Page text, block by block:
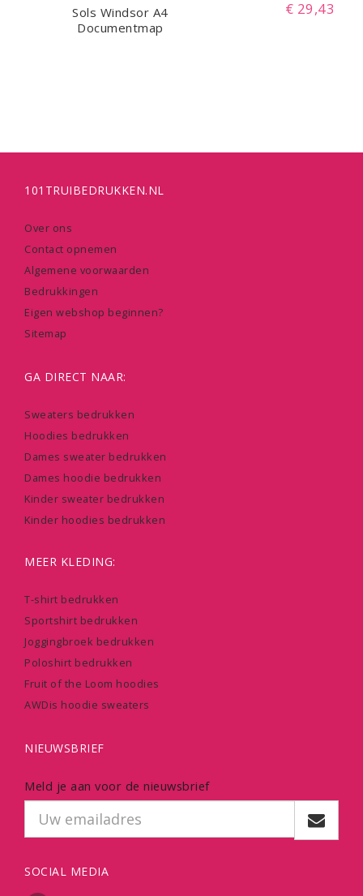
Sols Windsor A4
Documentmap
€ 29,43
101TRUIBEDRUKKEN.NL
Over ons
Contact opnemen
Algemene voorwaarden
Bedrukkingen
Eigen webshop beginnen?
Sitemap
GA DIRECT NAAR:
Sweaters bedrukken
Hoodies bedrukken
Dames sweater bedrukken
Dames hoodie bedrukken
Kinder sweater bedrukken
Kinder hoodies bedrukken
MEER KLEDING:
T-shirt bedrukken
Sportshirt bedrukken
Joggingbroek bedrukken
Poloshirt bedrukken
Fruit of the Loom hoodies
AWDis hoodie sweaters
NIEUWSBRIEF
Meld je aan voor de nieuwsbrief
SOCIAL MEDIA